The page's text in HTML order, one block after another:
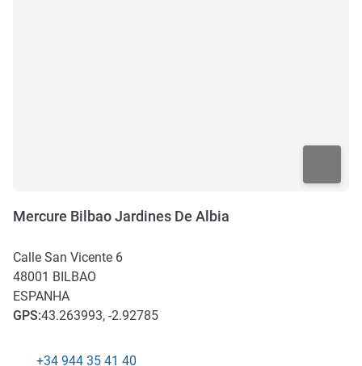
Mercure Bilbao Jardines De Albia
Calle San Vicente 6
48001 BILBAO
ESPANHA
GPS:43.263993, -2.92785
+34 944 35 41 40